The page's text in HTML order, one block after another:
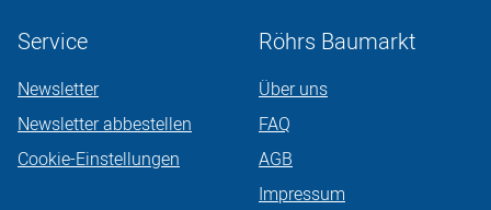
Service
Newsletter
Newsletter abbestellen
Cookie-Einstellungen
Röhrs Baumarkt
Über uns
FAQ
AGB
Impressum